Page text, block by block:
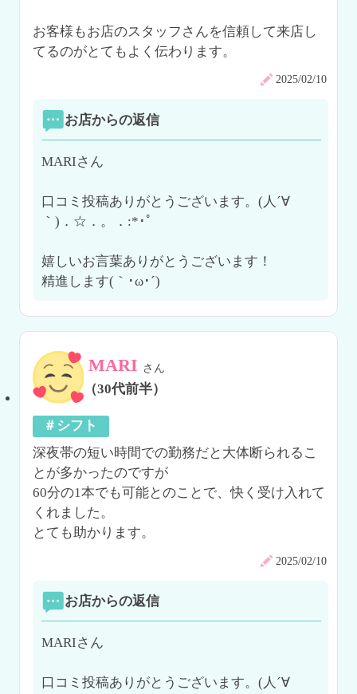
お客様もお店のスタッフさんを信頼して来店し
てるのがとてもよく伝わります。
2025/02/10
お店からの返信
MARIさん
口コミ投稿ありがとうございます。(人´∀
｀)．☆．。．:*･ﾟ
嬉しいお言葉ありがとうございます！
精進します(｀･ω･´)ゞ
MARI さん
（30代前半）
＃シフト
深夜帯の短い時間での勤務だと大体断られるこ
とが多かったのですが
60分の1本でも可能とのことで、快く受け入れて
くれました。
とても助かります。
2025/02/10
お店からの返信
MARIさん
口コミ投稿ありがとうございます。(人´∀